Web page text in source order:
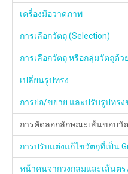
เครื่องมือวาดภาพ
การเลือกวัตถุ (Selection)
การเลือกวัตถุ หรือกลุ่มวัตถุด้ว
เปลี่ยนรูปทรง
การย่อ/ขยาย และปรับรูปทรง
การคัดลอกลักษณะเส้นขอบวั
การปรับแต่งแก้ไขวัตถุที่เป็น
หน้าคนจากวงกลมและเส้นตร